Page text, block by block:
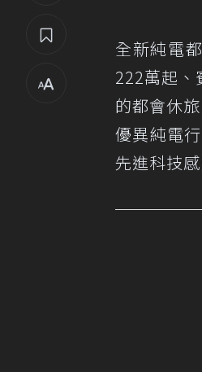
全新純電
222萬起、
的都會休
優異純電
先進科技